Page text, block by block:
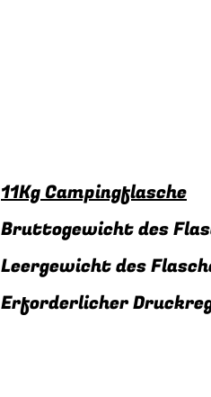
11Kg Campingflasche
Bruttogewicht des
Leergewicht des
Erforderlicher